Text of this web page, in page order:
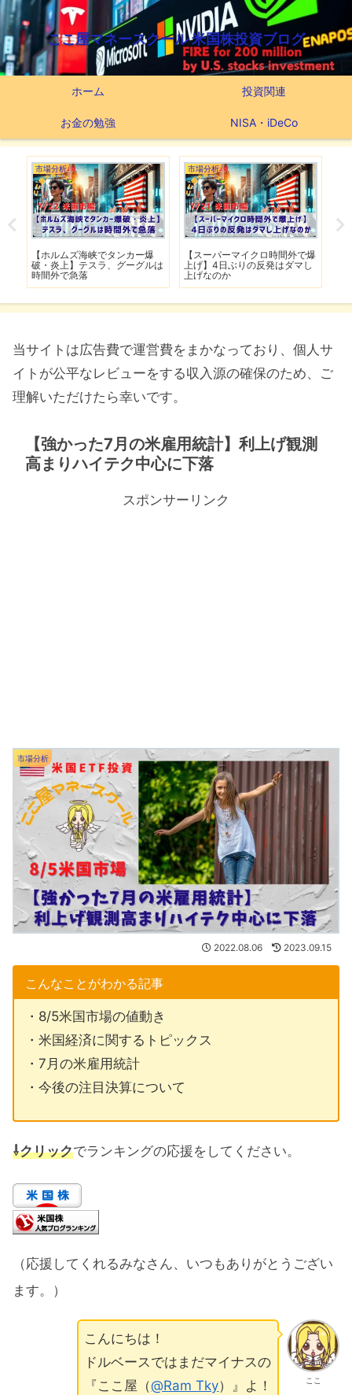
ここ屋マネースクール 米国株投資ブログ
ホーム 投資関連
お金の勉強 NISA・iDeCo
ルムズ海峡でタンカー爆
炎上】テスラ、グーグルは
外で急落
市場分析
【スーパーマイクロ時間外で爆
上げ】4日ぶりの反発はダマし
つみたてNISA
【新NISAの
つみたて
当サイトは広告費で運営費をまかなっており、個人サ
イトが公平なレビューをする収入源の確保のため、ご
理解いただけたら幸いです。
【強かった7月の米雇用統計】利上げ観測
高まりハイテク中心に下落
スポンサーリンク
市場分析
2022.08.06 2023.09.15
こんなことがわかる記事
・8/5米国市場の値動き
・米国経済に関するトピックス
・7月の米雇用統計
・今後の注目決算について
⇩クリックでランキングの応援をしてください。
（応援してくれるみなさん、いつもありがとうござい
ます。）
ここ
こんにちは！
ドルベースではまだマイナスの
『ここ屋（@Ram Tky）』よ！